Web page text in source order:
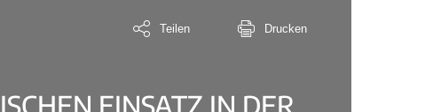
Teilen Drucken
EINSATZ IN DER